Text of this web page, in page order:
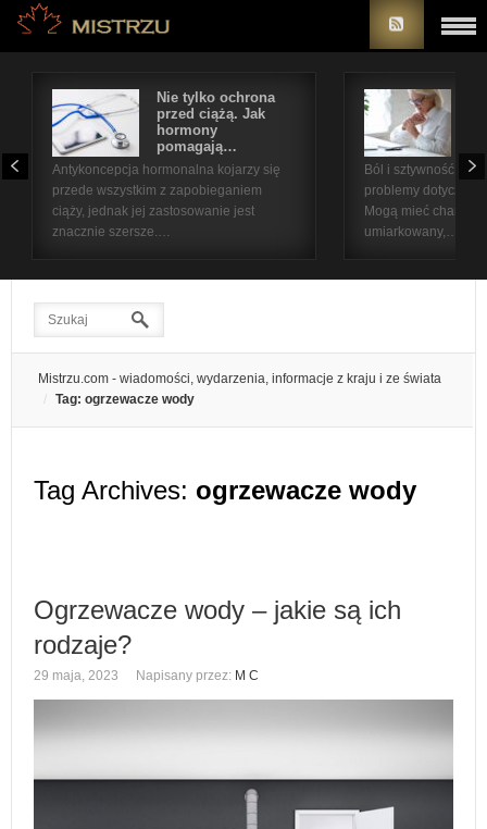
Nie tylko ochrona
przed ciążą. Jak
hormony
pomagają…
Antykoncepcja hormonalna kojarzy się
przede wszystkim z zapobieganiem
ciąży, jednak jej zastosowanie jest
znacznie szersze.…
Ból i sztywność
problemy
Mogą mieć
umiarkowany,…
Mistrzu.com - wiadomości, wydarzenia, informacje z kraju i ze świata
Tag: ogrzewacze wody
Tag Archives: ogrzewacze wody
Ogrzewacze wody – jakie są ich
rodzaje?
29 maja, 2023 Napisany przez: M C